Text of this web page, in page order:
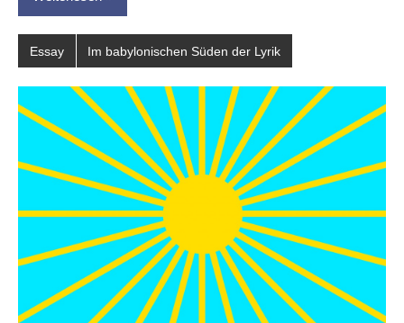
Essay Im babylonischen Süden der Lyrik